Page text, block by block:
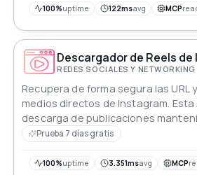
100%uptime 122msavg MCP
Descargador de Reels de
REDES SOCIALES Y NETWORKING
Recupera de forma segura las URL
medios directos de Instagram. Esta
descarga de publicaciones
la salida adecuados.
Prueba 7 días gratis
100%uptime 3.351msavg MCP